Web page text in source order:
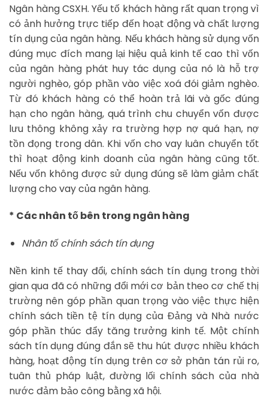
Ngân hàng CSXH. Yếu tố khách hàng rất quan trọng vì
có ảnh hưởng trực tiếp đến hoạt động và chất lượng
tín dụng của ngân hàng. Nếu khách hàng sử dụng vốn
đúng mục đích mang lại hiệu quả kinh tế cao thì vốn
của ngân hàng phát huy tác dụng của nó là hỗ trợ
người nghèo, góp phần vào việc xoá đói giảm nghèo.
Từ đó khách hàng có thể hoàn trả lãi và gốc đúng
hạn cho ngân hàng, quá trình chu chuyển vốn được
lưu thông không xảy ra trường hợp nợ quá hạn, nợ
tồn đọng trong dân. Khi vốn cho vay luân chuyển tốt
thì hoạt động kinh doanh của ngân hàng cũng tốt.
Nếu vốn không được sử dụng đúng sẽ làm giảm chất
lượng cho vay của ngân hàng.
* Các nhân tố bên trong ngân hàng
Nhân tố chính sách tín dụng
Nền kinh tế thay đổi, chính sách tín dụng trong thời
gian qua đã có những đổi mới cơ bản theo cơ chế thị
trường nên góp phần quan trọng vào việc thực hiện
chính sách tiền tệ tín dụng của Đảng và Nhà nước
góp phần thúc đẩy tăng trưởng kinh tế. Một chính
sách tín dụng đúng đắn sẽ thu hút được nhiều khách
hàng, hoạt động tín dụng trên cơ sở phân tán rủi ro,
tuân thủ pháp luật, đường lối chính sách của nhà
nước đảm bảo công bằng xã hội.